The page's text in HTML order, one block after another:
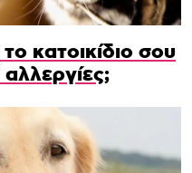
κατοικίδιο σου
αλλεργίες;